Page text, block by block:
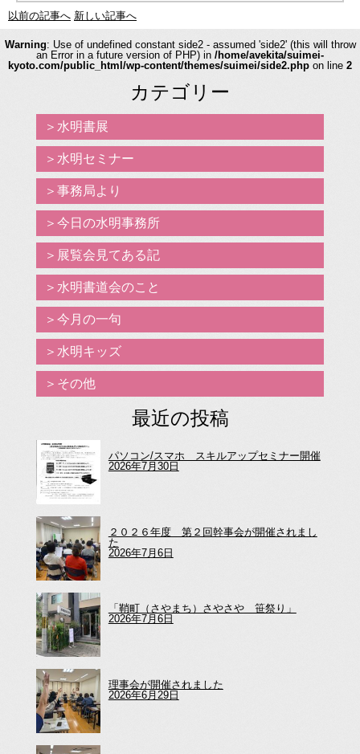
以前の記事へ 新しい記事へ
Warning: Use of undefined constant side2 - assumed 'side2' (this will throw
an Error in a future version of PHP) in /home/avekita/suimei-
kyoto.com/public_html/wp-content/themes/suimei/side2.php on line 2
カテゴリー
水明書展
水明セミナー
事務局より
今日の水明事務所
展覧会見てある記
水明書道会のこと
今月の一句
水明キッズ
その他
最近の投稿
パソコン/スマホ スキルアップセミナー開催
2026年7月30日
２０２６年度 第２回幹事会が開催されまし
た
2026年7月6日
「鞘町（さやまち）さやさや 笹祭り」
2026年7月6日
理事会が開催されました
2026年6月29日